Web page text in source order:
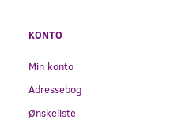
KONTO
Min konto
Adressebog
Ønskeliste